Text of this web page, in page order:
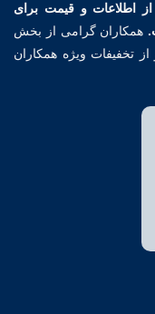
اطلاعات و قیمت برای
همکاران گرامی از بخش
از تخفیفات ویژه همکاران